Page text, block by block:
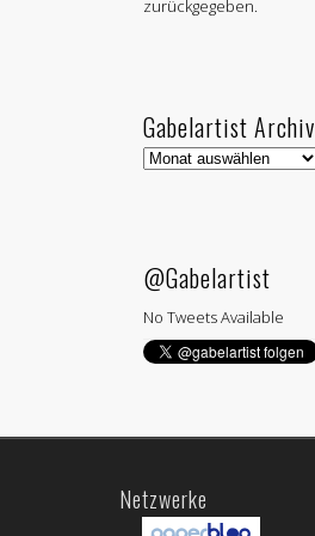
zurückgegeben.
Gabelartist Archiv
Gabelartist
@Gabelartist
No Tweets Available
Netzwerke